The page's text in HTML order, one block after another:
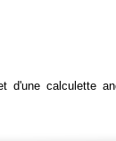
calculette